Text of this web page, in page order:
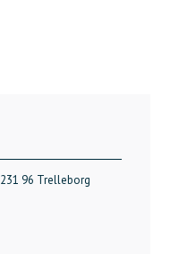
231 96 Trelleborg